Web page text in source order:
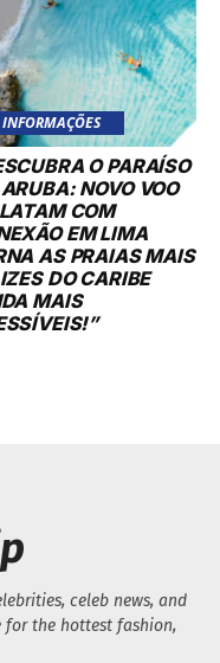
INFORMAÇÕES
O PARAÍSO
NOVO VOO
COM
EM LIMA
AS PRAIAS MAIS
DO CARIBE
MAIS
celeb news, and
for the hottest fashion,